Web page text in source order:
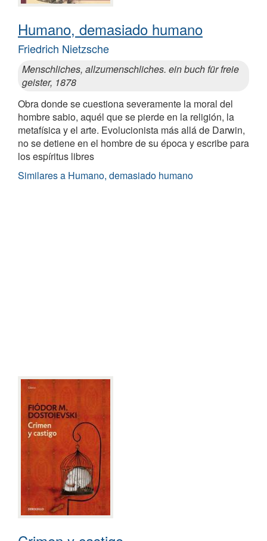
Humano, demasiado humano
Friedrich Nietzsche
Menschliches, allzumenschliches. ein buch für freie
geister, 1878
Obra donde se cuestiona severamente la moral del
hombre sabio, aquél que se pierde en la religión, la
metafísica y el arte. Evolucionista más allá de Darwin,
no se detiene en el hombre de su época y escribe para
los espíritus libres
Similares a Humano, demasiado humano